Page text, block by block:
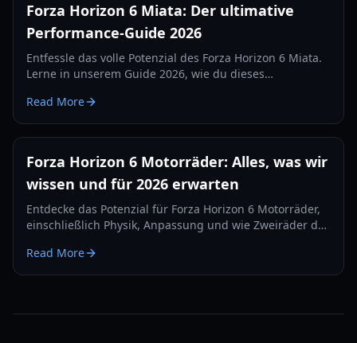
Forza Horizon 6 Miata: Der ultimative
Performance-Guide 2026
Entfessle das volle Potenzial des Forza Horizon 6 Miata.
Lerne in unserem Guide 2026, wie du dieses
Drift tunst.
Read More
Forza Horizon 6 Motorräder: Alles, was wir
wissen und für 2026 erwarten
Entdecke das Potenzial für Forza Horizon 6 Motorräder,
einschließlich Physik, Anpassung und wie Zweiräder das
Read More